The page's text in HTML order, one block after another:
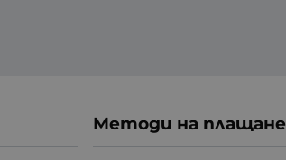
Методи на плащане